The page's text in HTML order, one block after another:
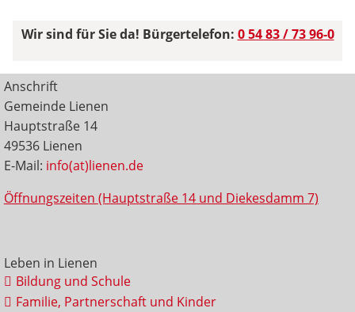
Wir sind für Sie da! Bürgertelefon: 0 54 83 / 73 96-0
Anschrift
Gemeinde Lienen
Hauptstraße 14
49536 Lienen
E-Mail: info(at)lienen.de
Öffnungszeiten (Hauptstraße 14 und Diekesdamm 7)
Leben in Lienen
Bildung und Schule
Familie, Partnerschaft und Kinder